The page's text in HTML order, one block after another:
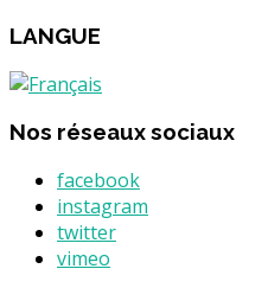
LANGUE
Nos réseaux sociaux
facebook
instagram
twitter
vimeo